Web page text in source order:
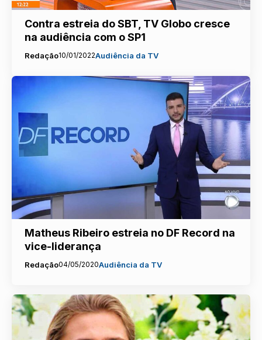
Contra estreia do SBT, TV Globo cresce
na audiência com o SP1
Redação10/01/2022Audiência da TV
Matheus Ribeiro estreia no DF Record na
vice-liderança
Redação04/05/2020Audiência da TV